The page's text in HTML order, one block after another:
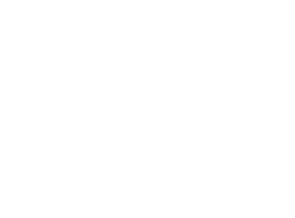
aan winkelwagen